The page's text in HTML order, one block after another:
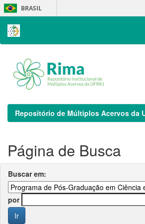
Skip
navigation
BRASIL
Repositório de Múltiplos Acervos da
Página de Busca
Buscar em:
por